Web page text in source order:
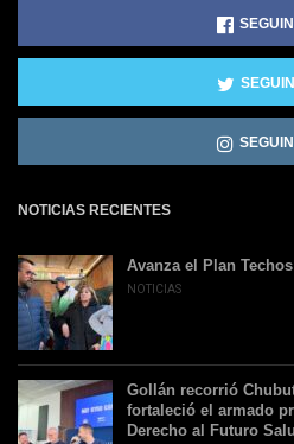
NOTICIAS RECIENTES
Avanza el Plan
NOTICIAS
Gollán recorrió
fortaleció el armado
Derecho al Futuro